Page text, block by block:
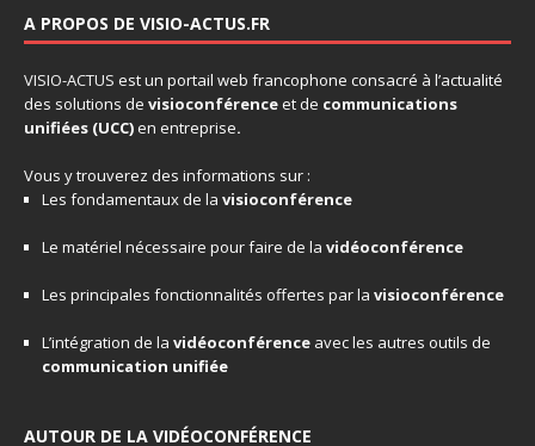
A PROPOS DE VISIO-ACTUS.FR
VISIO-ACTUS est un portail web francophone consacré à l’actualité
des solutions de visioconférenceet de communications
unifiées (UCC)en entreprise.
Vous y trouverez des informations sur :
Les fondamentaux de la visioconférence
Le matériel nécessaire pour faire de la vidéoconférence
Les principales fonctionnalités offertes par la visioconférence
L’intégration de la vidéoconférence avec les autres outils de
communication unifiée
AUTOUR DE LA VIDÉOCONFÉRENCE